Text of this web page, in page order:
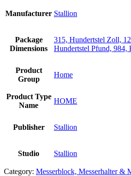
Manufacturer Stallion
Package
Dimensions
315, Hundertstel Zoll,
Hundertstel Pfund, 984,
Product
Group
Home
Product Type
Name
HOME
Publisher Stallion
Studio Stallion
Category: Messerblock, Messerhalter &